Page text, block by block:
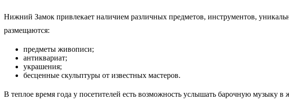
Нижний Замок привлекает наличием различных предметов, инструментов,
размещаются:
предметы живописи;
антиквариат;
украшения;
бесценные скульптуры от известных мастеров.
В теплое время года у посетителей есть возможность услышать барочную музыку